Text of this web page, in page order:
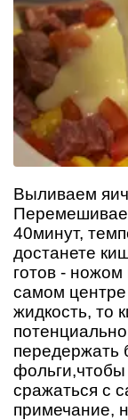
Выливаем
40минут,
достанете
готов - ножом
самом центре
жидкость, то
передержать
сражаться с
примечание,